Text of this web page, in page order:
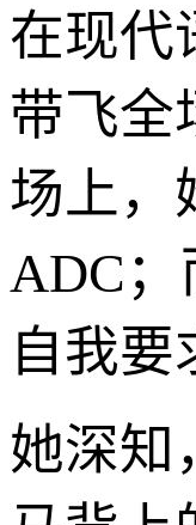
在现代
带飞全
场上，
ADC；
自我要
她深知